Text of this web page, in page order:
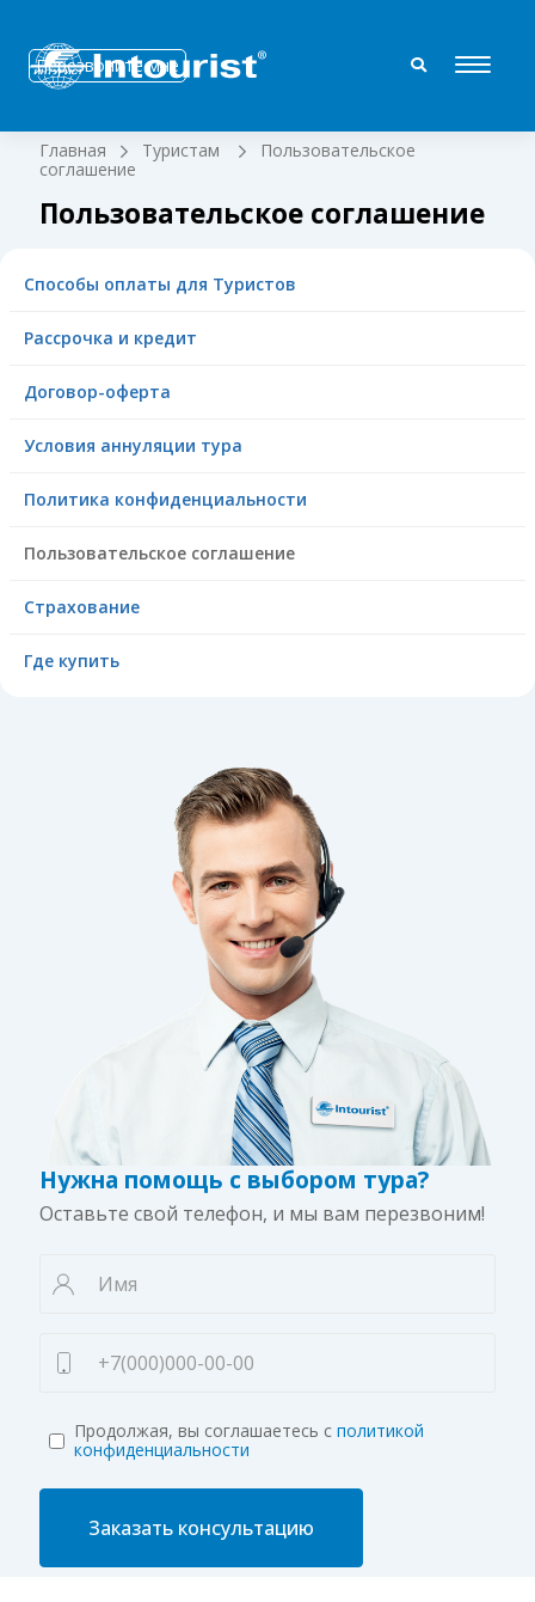
Перезвоните мне
Главная Туристам
Пользовательское
соглашение
Пользовательское соглашение
Способы оплаты для Туристов
Рассрочка и кредит
Договор-оферта
Условия аннуляции тура
Политика конфиденциальности
Пользовательское соглашение
Страхование
Где купить
Нужна помощь с выбором тура?
Оставьте свой телефон, и мы вам перезвоним!
Продолжая, вы соглашаетесь с политикой
конфиденциальности
Заказать консультацию